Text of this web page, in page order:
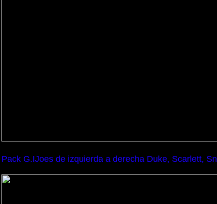
Pack G.IJoes de izquierda a derecha Duke, Scarlett,